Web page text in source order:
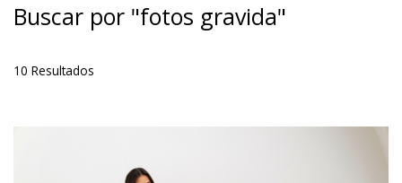
Buscar por "fotos gravida"
10 Resultados